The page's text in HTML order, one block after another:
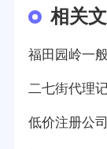
相关
福田园岭一
二七街代理
低价注册公